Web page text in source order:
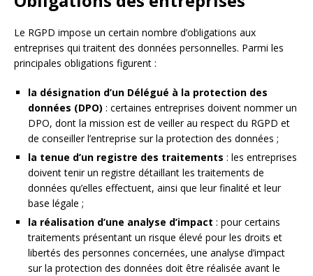
Le RGPD impose un certain nombre d’obligations aux
entreprises qui traitent des données personnelles. Parmi les
principales obligations figurent :
la désignation d’un Délégué à la protection des
données (DPO) : certaines entreprises doivent nommer un
DPO, dont la mission est de veiller au respect du RGPD et
de conseiller l’entreprise sur la protection des données ;
la tenue d’un registre des traitements : les entreprises
doivent tenir un registre détaillant les traitements de
données qu’elles effectuent, ainsi que leur finalité et leur
base légale ;
la réalisation d’une analyse d’impact : pour certains
traitements présentant un risque élevé pour les droits et
libertés des personnes concernées, une analyse d’impact
sur la protection des données doit être réalisée avant le